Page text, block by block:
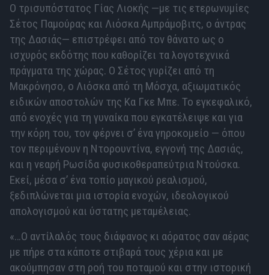
Ο τρισυπόστατος Γίας Λιοκής —με τις ετερωνυμίες
Σέτος Παμούρας και Λιόσκα Αμπράμοβιτς, ο άντρας
της Δασιάς— επιστρέφει από τον θάνατο ως ο
ισχυρός εκδότης που καθορίζει τα λογοτεχνικά
πράγματα της χώρας. Ο Σέτος γυρίζει από τη
Μακρόνησο, ο Λιόσκα από τη Μόσχα, αξιωματικός
ειδικών αποστολών της Κα Γκε Μπε. Το εγκεφαλικό,
από ενοχές για τη γυναίκα που εγκατέλειψε και για
την κόρη του, τον φέρνει σ’ ένα γηροκομείο — όπου
τον περιμένουν η Ντορουντίνα, εγγονή της Δασιάς,
και η νεαρή Ρωσίδα φυσικοθεραπεύτρια Ντούσκα.
Εκεί, μέσα σ’ ένα τοπίο μαγικού ρεαλισμού,
ξεδιπλώνεται μια ιστορία ενοχών, ιδεολογικού
απολογισμού και ύστατης μεταμέλειας.
«…Ο αντίλαλός τους διάφανος κι αόρατος σαν αέρας
με πήρε στα κάποτε στιβαρά τους χέρια και με
ακούμπησαν στη ροή του ποταμού και στην ιστορική